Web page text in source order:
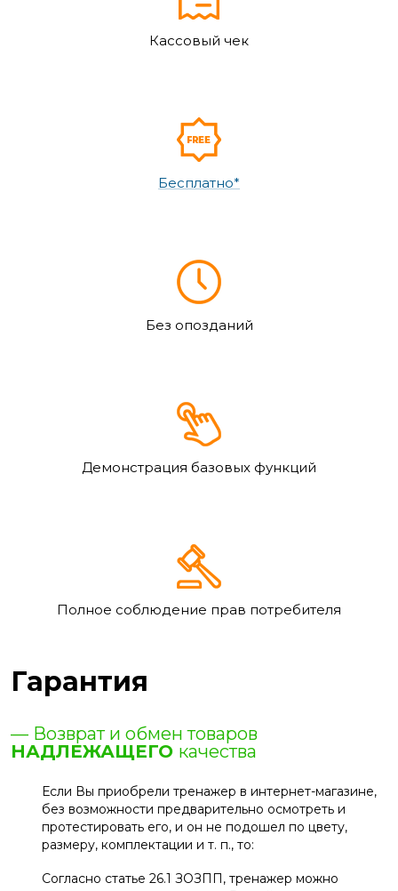
Кассовый чек
Бесплатно*
Без опозданий
Демонстрация базовых функций
Полное соблюдение прав потребителя
Гарантия
— Возврат и обмен товаров
НАДЛЕЖАЩЕГО качества
Если Вы приобрели тренажер в интернет-магазине,
без возможности предварительно осмотреть и
протестировать его, и он не подошел по цвету,
размеру, комплектации и т. п., то:
Согласно статье 26.1 ЗОЗПП, тренажер можно